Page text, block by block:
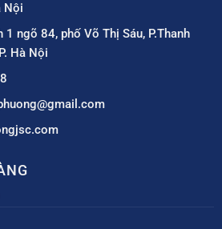
Nội
ngõ 84, phố Võ Thị Sáu, P.Thanh
Hà Nội